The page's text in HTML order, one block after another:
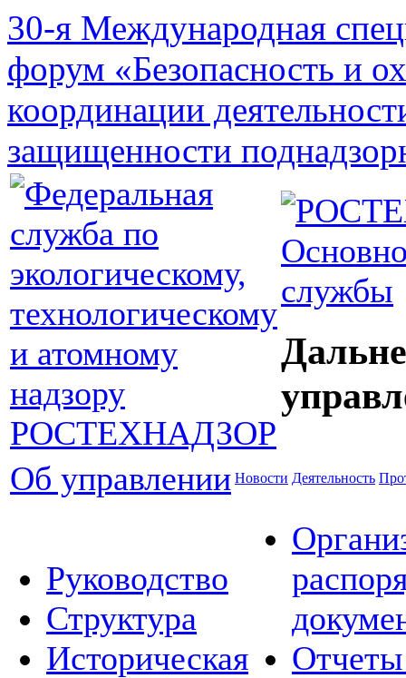
30-я Международная
форум «Безопасность и
координации
защищенности
службы
Об управлении Новости Деятельность
Руководство
Структура
Историческая
Отчеты